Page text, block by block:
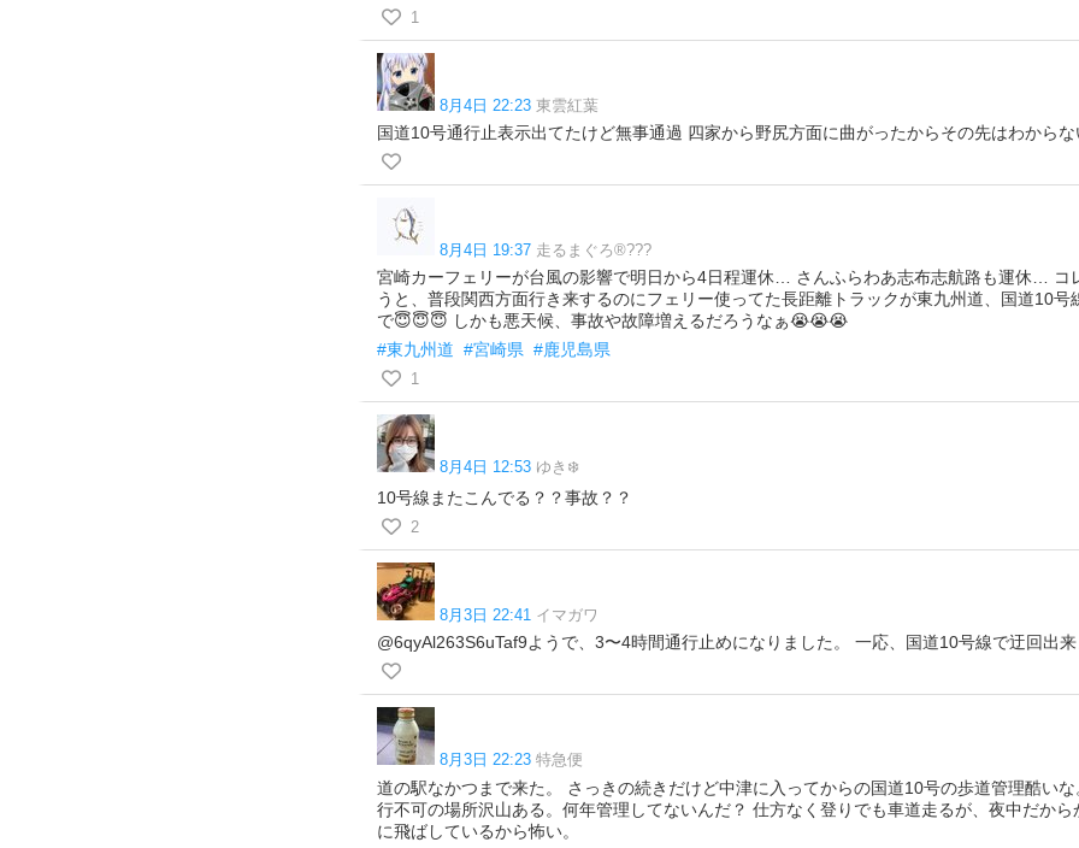
1
8月4日 22:23 東雲紅葉
国道10号通行止表示出てたけど無事通過 四家から野尻方面に曲がったからその先はわから
8月4日 19:37 走るまぐろ®???
宮崎カーフェリーが台風の影響で明日から4日程運休… さんふらわあ志布志航路も運休… コ
うと、普段関西方面行き来するのにフェリー使ってた長距離トラックが東九州道、国道10号
で😇😇😇 しかも悪天候、事故や故障増えるだろうなぁ😭😭😭
#東九州道 #宮崎県 #鹿児島県
1
8月4日 12:53 ゆき❄️
10号線またこんでる？？事故？？
2
8月3日 22:41 イマガワ
@6qyAl263S6uTaf9ようで、3〜4時間通行止めになりました。 一応、国道10号線で迂回出来
8月3日 22:23 特急便
道の駅なかつまで来た。 さっきの続きだけど中津に入ってからの国道10号の歩道管理酷い
行不可の場所沢山ある。何年管理してないんだ？ 仕方なく登りでも車道走るが、夜中だから
に飛ばしているから怖い。